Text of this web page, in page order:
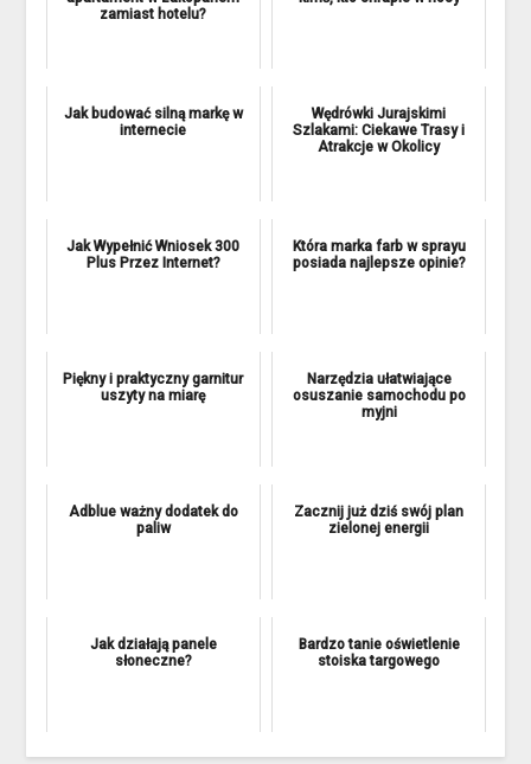
zamiast hotelu?
Jak budować silną markę w
internecie
Wędrówki Jurajskimi
Szlakami: Ciekawe Trasy i
Atrakcje w Okolicy
Jak Wypełnić Wniosek 300
Plus Przez Internet?
Która marka farb w sprayu
posiada najlepsze opinie?
Piękny i praktyczny garnitur
uszyty na miarę
Narzędzia ułatwiające
osuszanie samochodu po
myjni
Adblue ważny dodatek do
paliw
Zacznij już dziś swój plan
zielonej energii
Jak działają panele
słoneczne?
Bardzo tanie oświetlenie
stoiska targowego